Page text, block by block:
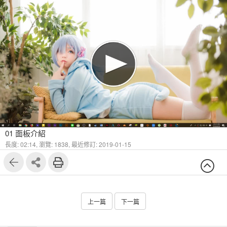
01 面板介紹
長度: 02:14, 瀏覽: 1838, 最近修訂: 2019-01-15
上一篇 下一篇